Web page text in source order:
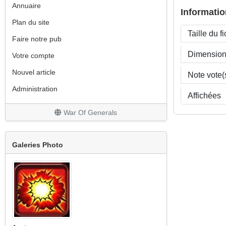
Annuaire
Plan du site
Faire notre pub
Votre compte
Nouvel article
Administration
War Of Generals
Galeries Photo
Taille du
Note
Affichées